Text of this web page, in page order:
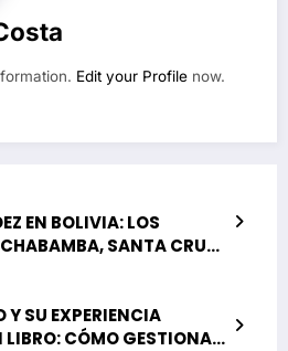
Edit your Profile now.
EN BOLIVIA: LOS
SANTA CRUZ
Y SU EXPERIENCIA
LIBRO: CÓMO GESTIONAR